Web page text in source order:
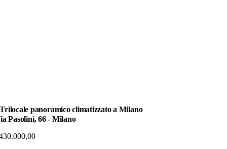
Trilocale panoramico climatizzato a Milano
Pasolini, 66 - Milano